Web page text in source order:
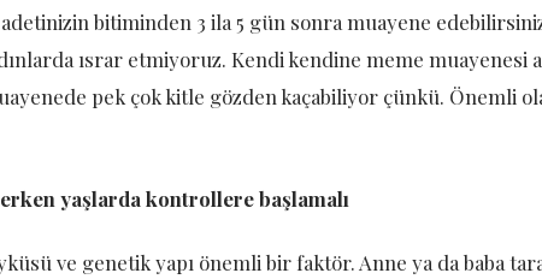
bitiminden 3 ila 5 gün sonra muayene
ısrar etmiyoruz. Kendi kendine meme muayenesi
pek çok kitle gözden kaçabiliyor çünkü. Önemli
yaşlarda kontrollere başlamalı
ve genetik yapı önemli bir faktör. Anne ya da baba